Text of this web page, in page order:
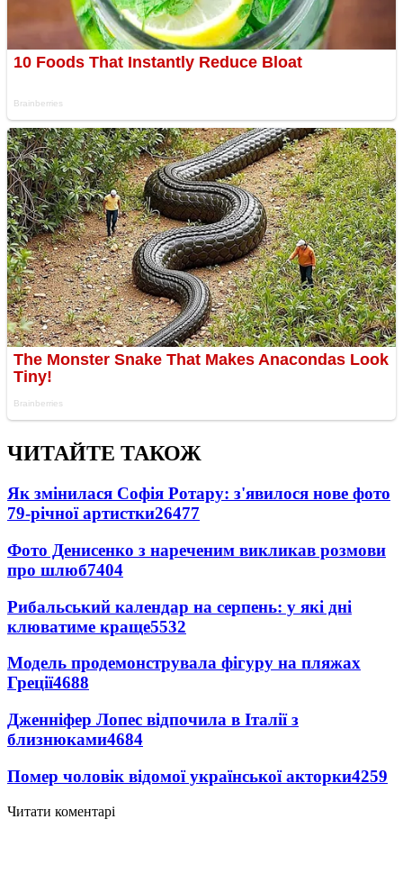
ЧИТАЙТЕ ТАКОЖ
Як змінилася Софія Ротару: з'явилося нове фото
79-річної артистки26477
Фото Денисенко з нареченим викликав розмови
про шлюб7404
Рибальський календар на серпень: у які дні
клюватиме краще5532
Модель продемонструвала фігуру на пляжах
Греції4688
Дженніфер Лопес відпочила в Італії з
близнюками4684
Помер чоловік відомої української акторки4259
Читати коментарі